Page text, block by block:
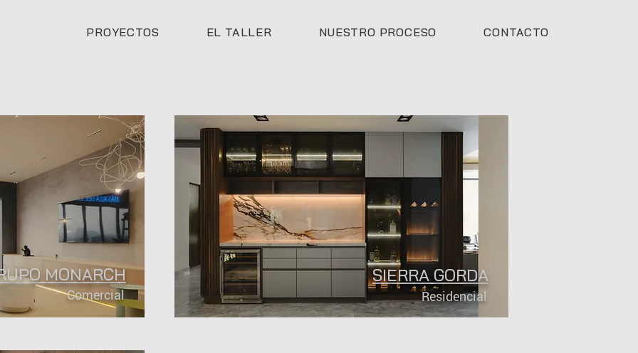
PROYECTOS EL TALLER NUESTRO PROCESO CONTACTO
Comercial
MONARCH SIERRA GORDA
Residencial